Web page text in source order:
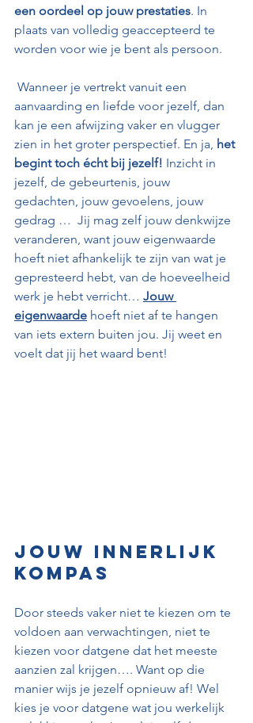
een oordeel op jouw prestaties. In
plaats van volledig geaccepteerd te
worden voor wie je bent als persoon.
aanvaarding en liefde voor jezelf, dan
kan je een afwijzing vaker en vlugger
zien in het groter perspectief. En ja, het
begint toch écht bij jezelf! Inzicht in
jezelf, de gebeurtenis, jouw
gedachten, jouw gevoelens, jouw
gedrag …  Jij mag zelf jouw denkwijze
veranderen, want jouw eigenwaarde
hoeft niet afhankelijk te zijn van wat je
gepresteerd hebt, van de hoeveelheid
werk je hebt verricht… Jouw
eigenwaarde hoeft niet af te hangen
van iets extern buiten jou. Jij weet en
voelt dat jij het waard bent!
Jouw innerlijk
kompas
Door steeds vaker niet te kiezen om te
voldoen aan verwachtingen, niet te
kiezen voor datgene dat het meeste
aanzien zal krijgen…. Want op die
manier wijs je jezelf opnieuw af! Wel
kies je voor datgene wat jou werkelijk